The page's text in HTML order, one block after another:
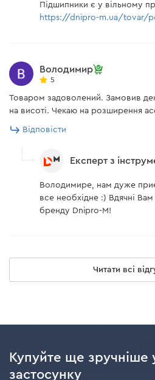
Підшипники є у вільному
https://dnipro-m.ua/tovar/
Володимир
5
Товаром задоволений. Замовив
на висоті. Чекаю на розширення
Відповісти
Експерт з
Володимире, нам дуже
все необхідне :) Вдячні Вам
бренду Dnipro-M!
Читати всі
Купуйте ще зручніше
застосунку